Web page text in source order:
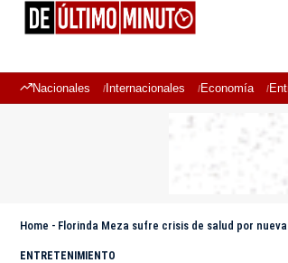
Nacionales Internacionales Economía
Home - Florinda Meza sufre crisis de salud por
ENTRETENIMIENTO